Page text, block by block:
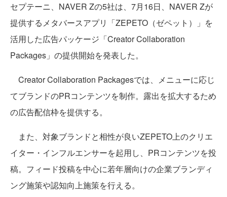
セプテーニ、NAVER Zの5社は、7月16日、NAVER Zが
提供するメタバースアプリ「ZEPETO（ゼペット）」を
活用した広告パッケージ「Creator Collaboration
Packages」の提供開始を発表した。
Creator Collaboration Packagesでは、メニューに応じ
てブランドのPRコンテンツを制作。露出を拡大するため
の広告配信枠を提供する。
また、対象ブランドと相性が良いZEPETO上のクリエ
イター・インフルエンサーを起用し、PRコンテンツを投
稿。フィード投稿を中心に若年層向けの企業ブランディ
ング施策や認知向上施策を行える。